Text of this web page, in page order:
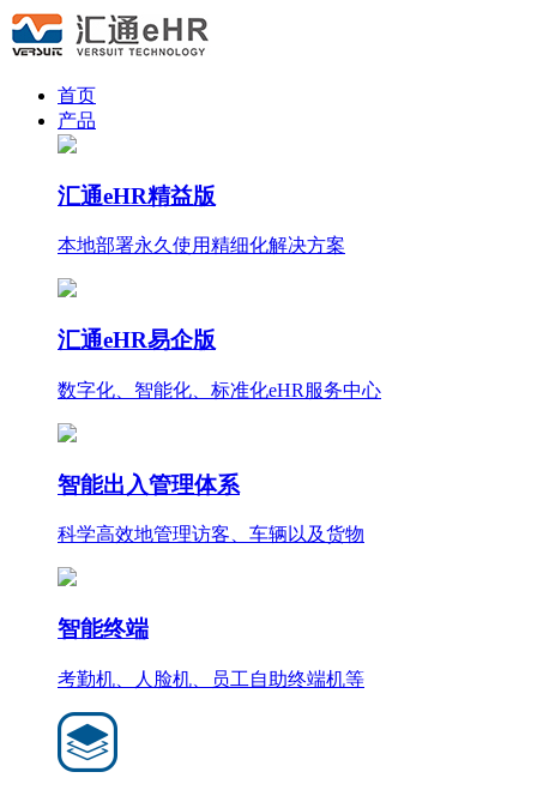
首页
产品
汇通eHR精益版
本地部署永久使用精细化解决方案
汇通eHR易企版
数字化、智能化、标准化eHR服务中心
智能出入管理体系
科学高效地管理访客、车辆以及货物
智能终端
考勤机、人脸机、员工自助终端机等